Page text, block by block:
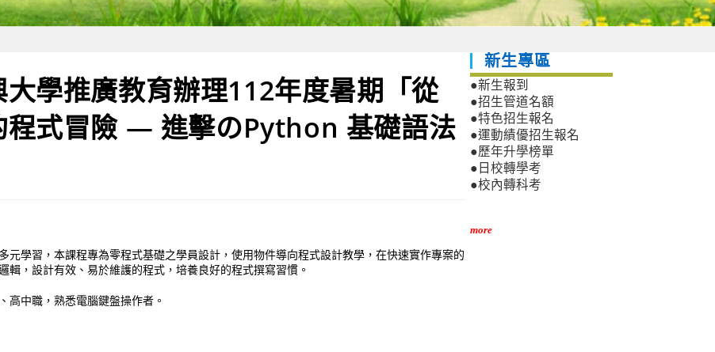
大學推廣教育辦理112年度暑期「從
程式冒險 — 進擊のPython 基礎語法
元學習，本課程專為零程式基礎之學員設計，使用物件導向程式設計教學，在快速實作專案的
輯，設計有效、易於維護的程式，培養良好的程式撰寫習慣。
高中職，熟悉電腦鍵盤操作者。
新生專區
●新生報到
●招生管道名額
●特色招生報名
●運動績優招生報名
●歷年升學榜單
●日校轉學考
●校內轉科考
more